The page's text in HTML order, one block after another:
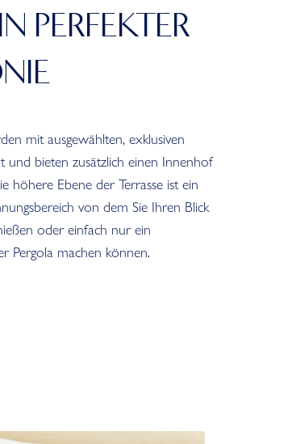
PERFEKTER
mit ausgewählten, exklusiven
und bieten zusätzlich einen Innenhof
höhere Ebene der Terrasse ist ein
von dem Sie Ihren Blick
oder einfach nur ein
Pergola machen können.